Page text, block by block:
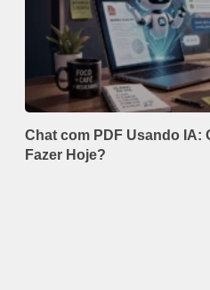
Chat com PDF Usando IA:
Fazer Hoje?